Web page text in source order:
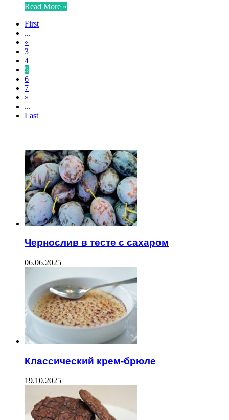
Read More »
First
...
«
3
4
5
6
7
»
...
Last
Чернослив в тесте с сахаром
06.06.2025
Классический крем-брюле
19.10.2025